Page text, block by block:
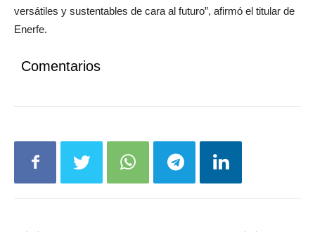
versátiles y sustentables de cara al futuro”, afirmó el titular de
Enerfe.
Comentarios